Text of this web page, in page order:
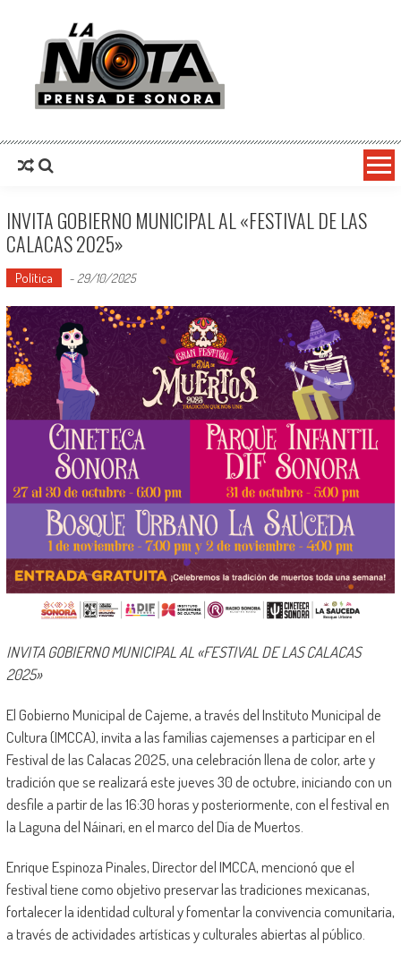
La Nota Prensa De Sonora
INVITA GOBIERNO MUNICIPAL AL «FESTIVAL DE LAS
CALACAS 2025»
Política - 29/10/2025
INVITA GOBIERNO MUNICIPAL AL «FESTIVAL DE LAS CALACAS
2025»
El Gobierno Municipal de Cajeme, a través del Instituto Municipal de
Cultura (IMCCA), invita a las familias cajemenses a participar en el
Festival de las Calacas 2025, una celebración llena de color, arte y
tradición que se realizará este jueves 30 de octubre, iniciando con un
desfile a partir de las 16:30 horas y posteriormente, con el festival en
la Laguna del Náinari, en el marco del Día de Muertos.
Enrique Espinoza Pinales, Director del IMCCA, mencionó que el
festival tiene como objetivo preservar las tradiciones mexicanas,
fortalecer la identidad cultural y fomentar la convivencia comunitaria,
a través de actividades artísticas y culturales abiertas al público.